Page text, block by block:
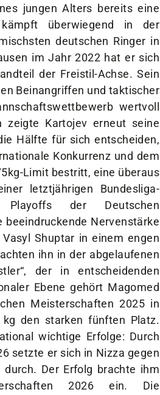
jungen Alters bereits eine
überwiegend in der
deutschen Ringer in
im Jahr 2022 hat er sich
der Freistil-Achse. Sein
Beinangriffen und taktischer
wertvoll
zeigte Kartojev erneut seine
Hälfte für sich entscheiden,
Konkurrenz und dem
Limit bestritt, eine überaus
letztjährigen Bundesliga-
der Deutschen
Nervenstärke
Shuptar in einem engen
ihn in der abgelaufenen
der in entscheidenden
Ebene gehört Magomed
Meisterschaften 2025 in
den starken fünften Platz.
wichtige Erfolge: Durch
setzte er sich in Nizza gegen
Der Erfolg brachte ihm
2026 ein. Die